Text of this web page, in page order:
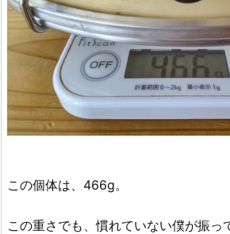
この個体は、466g。
この重さでも、慣れていない僕が振っ